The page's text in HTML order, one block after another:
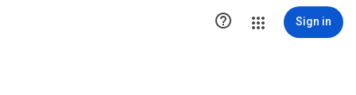
 Sign in